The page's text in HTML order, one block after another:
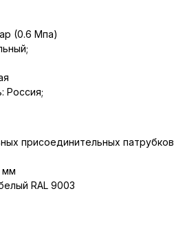
(0.6 Мпа)
Россия;
присоединительных патрубков
мм
RAL 9003